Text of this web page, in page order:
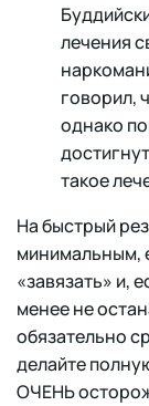
лечения
говорил,
однако
такое
На быстрый
минимальным,
«завязать» и,
менее не
обязательно
делайте
ОЧЕНЬ